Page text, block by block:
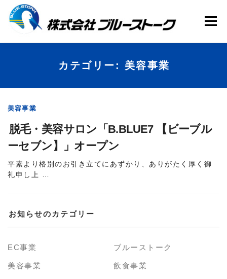
メニュー
会社案内 事業内容
WEB制作代行
カテゴリー: 美容事業
美容事業
脱毛・美容サロン「B.BLUE7 【ビーブル
ーセブン】」オープン
平素より格別のお引き立てにあずかり、ありがたく厚く御
礼申し上 …
お知らせのカテゴリー
EC事業 ブルーストーク
美容事業 飲食事業